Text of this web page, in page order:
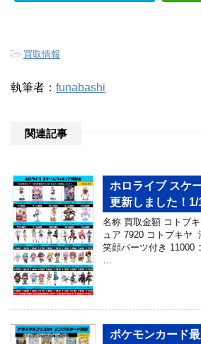
-買取情報
執筆者： funabashi
関連記事
ホロライブ スケ
更新しました！1/
名称 買取金額 コトブ
ュア 7920 コトブキヤ
笑顔パーツ付き 11000
ポケモンカード